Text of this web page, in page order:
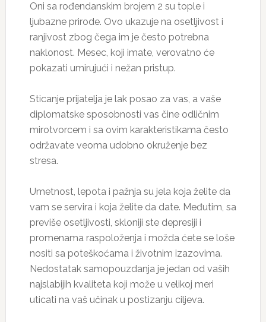
Oni sa rođendanskim brojem 2 su tople i
ljubazne prirode. Ovo ukazuje na osetljivost i
ranjivost zbog čega im je često potrebna
naklonost. Mesec, koji imate, verovatno će
pokazati umirujući i nežan pristup.
Sticanje prijatelja je lak posao za vas, a vaše
diplomatske sposobnosti vas čine odličnim
mirotvorcem i sa ovim karakteristikama često
održavate veoma udobno okruženje bez
stresa.
Umetnost, lepota i pažnja su jela koja želite da
vam se servira i koja želite da date. Međutim, sa
previše osetljivosti, skloniji ste depresiji i
promenama raspoloženja i možda ćete se loše
nositi sa poteškoćama i životnim izazovima.
Nedostatak samopouzdanja je jedan od vaših
najslabijih kvaliteta koji može u velikoj meri
uticati na vaš učinak u postizanju ciljeva.